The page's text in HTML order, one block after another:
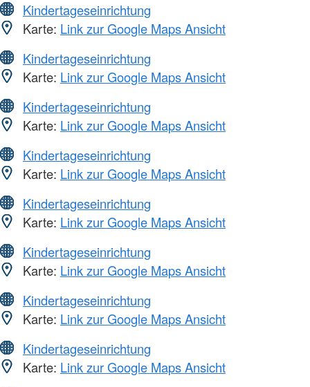
Kindertageseinrichtung
Karte: Link zur Google Maps Ansicht
Kindertageseinrichtung
Karte: Link zur Google Maps Ansicht
Kindertageseinrichtung
Karte: Link zur Google Maps Ansicht
Kindertageseinrichtung
Karte: Link zur Google Maps Ansicht
Kindertageseinrichtung
Karte: Link zur Google Maps Ansicht
Kindertageseinrichtung
Karte: Link zur Google Maps Ansicht
Kindertageseinrichtung
Karte: Link zur Google Maps Ansicht
Kindertageseinrichtung
Karte: Link zur Google Maps Ansicht